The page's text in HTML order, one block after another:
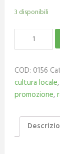
3 disponibili
COD: 0156
cultura locale,
promozione,